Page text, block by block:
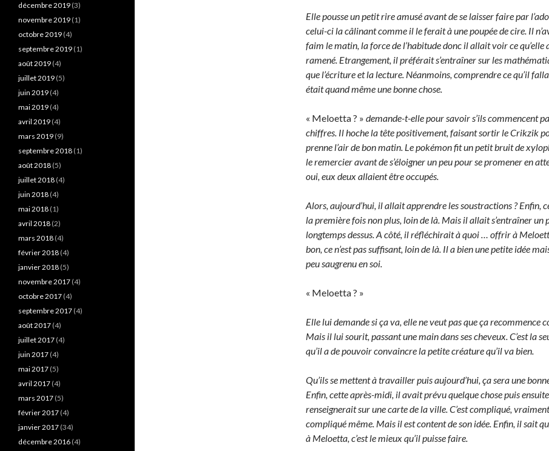
Elle pousse un petit rire amusé avant de se laisser faire par
celui-ci la câlinant comme il le ferait à une poupée de cire. Il
faim le matin, la force de l’habitude donc il allait voir ce qu’elle
ramené. Etrangement, il préférait s’entraîner sur les
que l’écriture et la lecture. Néanmoins, comprendre ce qu’il
était quand même une bonne chose.
« Meloetta ? » demande-t-elle pour savoir s’ils commencent
chiffres. Il hoche la tête positivement, faisant sortir le Crikzik
prenne l’air de bon matin. Le pokémon fit un petit bruit de
le remercier avant de s’éloigner un peu pour se promener en
oui, eux deux allaient être occupés.
Alors, aujourd’hui, il allait apprendre les soustractions ? Enfin,
la première fois non plus, loin de là. Mais il allait s’entraîner un
longtemps dessus. A côté, il réfléchirait à quoi … offrir à
bon, ce n’est pas suffisant, loin de là. Il a bien une petite idée
peu saugrenu en soi.
« Meloetta ? »
Elle lui demande si ça va, elle ne veut pas que ça recommence
Mais il lui sourit, passant une main dans ses cheveux. C’est la
qu’il a de pouvoir convaincre la petite créature qu’il va bien.
Qu’ils se mettent à travailler puis aujourd’hui, ça sera une
Enfin, cette après-midi, il avait prévu quelque chose puis
renseignerait sur une carte de la ville. C’est compliqué,
compliqué même. Mais il est content de son idée. Enfin, il sait
à Meloetta, c’est le mieux qu’il puisse faire.
décembre 2019 (3)
novembre 2019 (1)
octobre 2019 (4)
septembre 2019 (1)
août 2019 (4)
juillet 2019 (5)
juin 2019 (4)
mai 2019 (4)
avril 2019 (4)
mars 2019 (9)
septembre 2018 (1)
août 2018 (5)
juillet 2018 (4)
juin 2018 (4)
mai 2018 (1)
avril 2018 (2)
mars 2018 (4)
février 2018 (4)
janvier 2018 (5)
novembre 2017 (4)
octobre 2017 (4)
septembre 2017 (4)
août 2017 (4)
juillet 2017 (4)
juin 2017 (4)
mai 2017 (5)
avril 2017 (4)
mars 2017 (5)
février 2017 (4)
janvier 2017 (34)
décembre 2016 (4)